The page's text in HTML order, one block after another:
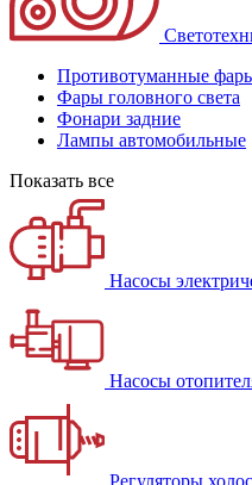
Противотуманные
Фары головного света
Фонари задние
Лампы автомобильные
Показать все
Насосы
Насосы